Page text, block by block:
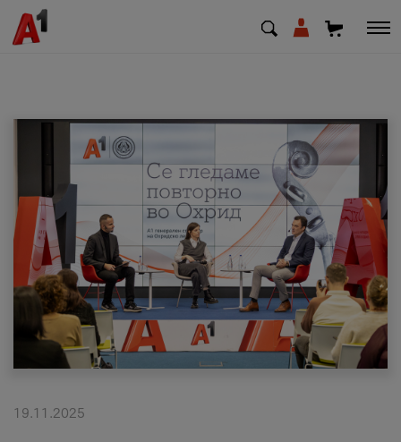
МК SQ
Приватни Деловни
Поддршка
Надополни кредит
19.11.2025